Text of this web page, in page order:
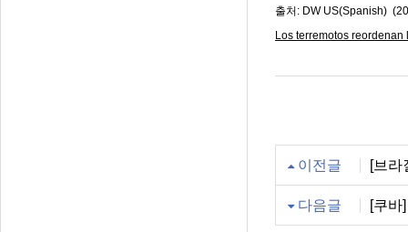
출처: DW US(Spanish)
Los terremotos
이전글 [브라
다음글 [쿠바